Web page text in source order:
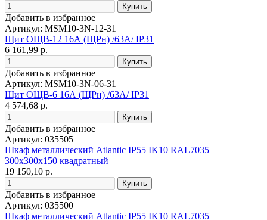
Добавить в избранное
Артикул: MSM10-3N-12-31
Щит ОЩВ-12 16А (ЩРн) /63А/ IP31
6 161,99 р.
Добавить в избранное
Артикул: MSM10-3N-06-31
Щит ОЩВ-6 16А (ЩРн) /63А/ IP31
4 574,68 р.
Добавить в избранное
Артикул: 035505
Шкаф металлический Atlantic IP55 IK10 RAL7035
300x300x150 квадратный
19 150,10 р.
Добавить в избранное
Артикул: 035500
Шкаф металлический Atlantic IP55 IK10 RAL7035